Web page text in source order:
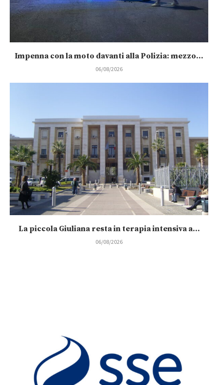
Impenna con la moto davanti alla Polizia: mezzo...
06/08/2026
La piccola Giuliana resta in terapia intensiva a...
06/08/2026